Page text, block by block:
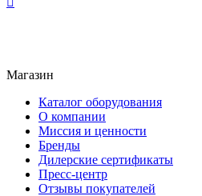
Магазин
Каталог оборудования
О компании
Миссия и ценности
Бренды
Дилерские сертификаты
Пресс-центр
Отзывы покупателей